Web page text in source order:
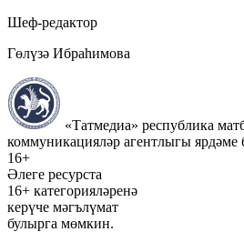
Шеф-редактор
Гөлүзә Ибраһимова
«Татмедиа» республика
коммуникацияләр агентлыгы ярдәме
16+
Әлеге ресурста
16+ категорияләренә
керүче мәгълүмат
булырга мөмкин.